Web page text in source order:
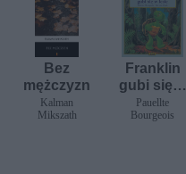
Bez
mężczyzn
Kalman
Mikszath
Franklin
gubi się w
lesie
Pauellte
Bourgeois